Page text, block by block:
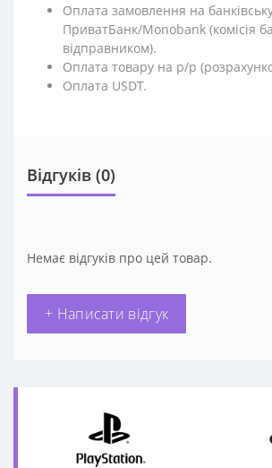
Оплата замовлення на
ПриватБанк/Monobank (комісія
відправником).
Оплата товару на р/р
Оплата USDT.
Відгуків (0)
Немає відгуків про цей товар.
+ Написати відгук